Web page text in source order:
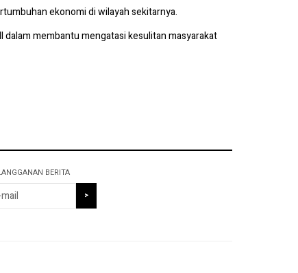
ekonomi di wilayah sekitarnya.
membantu mengatasi kesulitan masyarakat
BERITA